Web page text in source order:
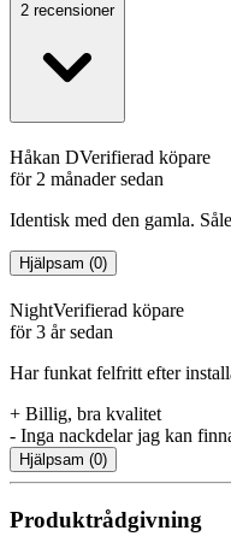
2 recensioner
Håkan DVerifierad köpare
för 2 månader sedan
Identisk med den gamla.
Hjälpsam (0)
NightVerifierad köpare
för 3 år sedan
Har funkat felfritt efter
+ Billig, bra kvalitet
- Inga nackdelar jag kan
Hjälpsam (0)
Produktrådgivning